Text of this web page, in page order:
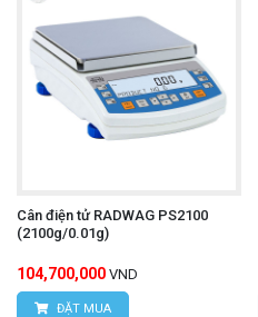
Cân điện tử RADWAG PS2100
(2100g/0.01g)
104,700,000 VND
ĐẶT MUA